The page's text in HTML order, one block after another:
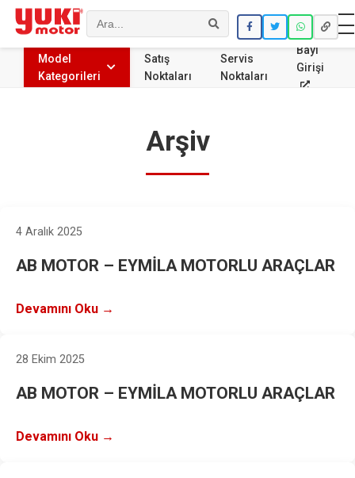
Ara
Model
Kategorileri
Satış
Noktaları
Servis
Noktaları
Bayi
Girişi
Arşiv
4 Aralık 2025
AB MOTOR – EYMİLA MOTORLU ARAÇLAR
Devamını Oku →
28 Ekim 2025
AB MOTOR – EYMİLA MOTORLU ARAÇLAR
Devamını Oku →